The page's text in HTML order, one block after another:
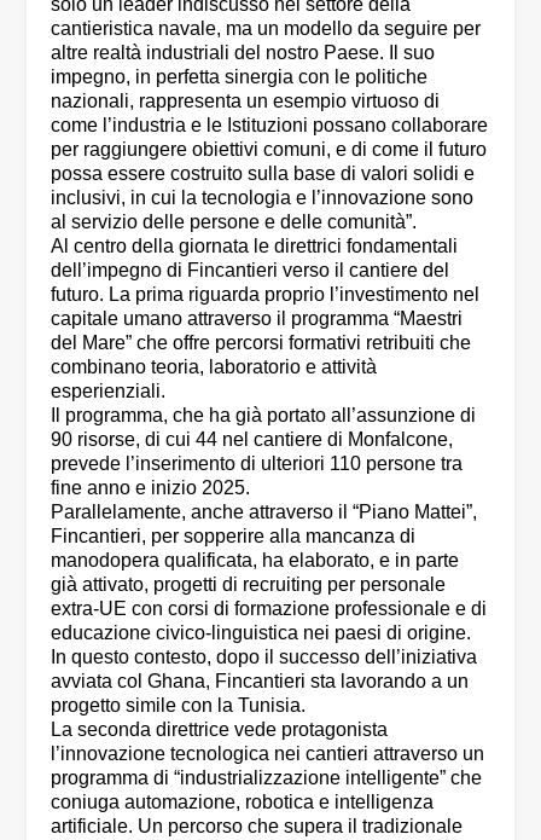
solo un leader indiscusso nel settore della
cantieristica navale, ma un modello da seguire per
altre realtà industriali del nostro Paese. Il suo
impegno, in perfetta sinergia con le politiche
nazionali, rappresenta un esempio virtuoso di
come l’industria e le Istituzioni possano collaborare
per raggiungere obiettivi comuni, e di come il futuro
possa essere costruito sulla base di valori solidi e
inclusivi, in cui la tecnologia e l’innovazione sono
al servizio delle persone e delle comunità”.
Al centro della giornata le direttrici fondamentali
dell’impegno di Fincantieri verso il cantiere del
futuro. La prima riguarda proprio l’investimento nel
capitale umano attraverso il programma “Maestri
del Mare” che offre percorsi formativi retribuiti che
combinano teoria, laboratorio e attività
esperienziali.
Il programma, che ha già portato all’assunzione di
90 risorse, di cui 44 nel cantiere di Monfalcone,
prevede l’inserimento di ulteriori 110 persone tra
fine anno e inizio 2025.
Parallelamente, anche attraverso il “Piano Mattei”,
Fincantieri, per sopperire alla mancanza di
manodopera qualificata, ha elaborato, e in parte
già attivato, progetti di recruiting per personale
extra-UE con corsi di formazione professionale e di
educazione civico-linguistica nei paesi di origine.
In questo contesto, dopo il successo dell’iniziativa
avviata col Ghana, Fincantieri sta lavorando a un
progetto simile con la Tunisia.
La seconda direttrice vede protagonista
l’innovazione tecnologica nei cantieri attraverso un
programma di “industrializzazione intelligente” che
coniuga automazione, robotica e intelligenza
artificiale. Un percorso che supera il tradizionale